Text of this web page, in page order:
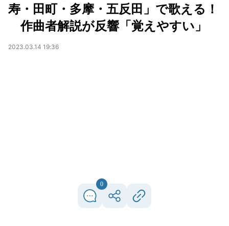
寿・田町・多摩・五反田」で歌える！
作曲者解説が反響「覚えやすい」
2023.03.14 19:36
0